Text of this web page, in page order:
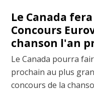
Le Canada
Concours
chanson l'an
Le Canada pourra
prochain au plus
concours de la